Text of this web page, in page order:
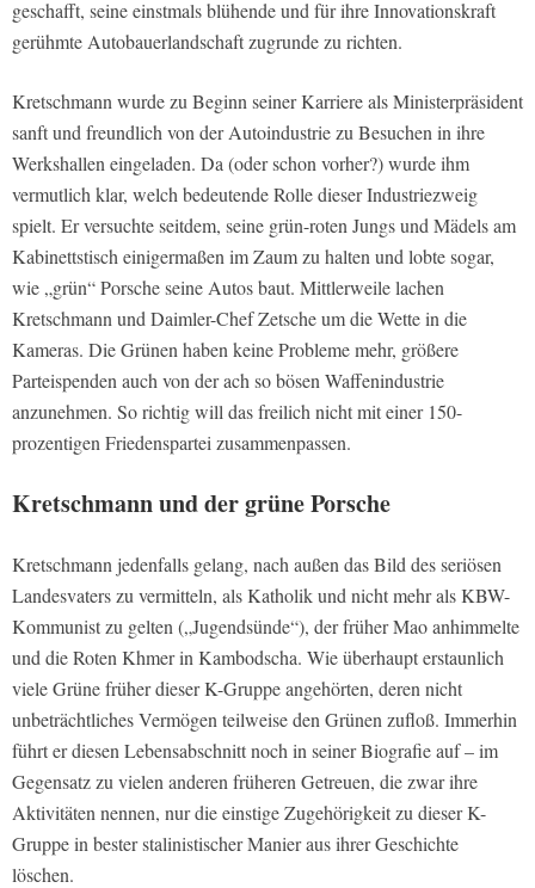
geschafft, seine einstmals blühende und für ihre Innovationskraft
gerühmte Autobauerlandschaft zugrunde zu richten.
Kretschmann wurde zu Beginn seiner Karriere als Ministerpräsident
sanft und freundlich von der Autoindustrie zu Besuchen in ihre
Werkshallen eingeladen. Da (oder schon vorher?) wurde ihm
vermutlich klar, welch bedeutende Rolle dieser Industriezweig
spielt. Er versuchte seitdem, seine grün-roten Jungs und Mädels am
Kabinettstisch einigermaßen im Zaum zu halten und lobte sogar,
wie „grün“ Porsche seine Autos baut. Mittlerweile lachen
Kretschmann und Daimler-Chef Zetsche um die Wette in die
Kameras. Die Grünen haben keine Probleme mehr, größere
Parteispenden auch von der ach so bösen Waffenindustrie
anzunehmen. So richtig will das freilich nicht mit einer 150-
prozentigen Friedenspartei zusammenpassen.
Kretschmann und der grüne Porsche
Kretschmann jedenfalls gelang, nach außen das Bild des seriösen
Landesvaters zu vermitteln, als Katholik und nicht mehr als KBW-
Kommunist zu gelten („Jugendsünde“), der früher Mao anhimmelte
und die Roten Khmer in Kambodscha. Wie überhaupt erstaunlich
viele Grüne früher dieser K-Gruppe angehörten, deren nicht
unbeträchtliches Vermögen teilweise den Grünen zufloß. Immerhin
führt er diesen Lebensabschnitt noch in seiner Biografie auf – im
Gegensatz zu vielen anderen früheren Getreuen, die zwar ihre
Aktivitäten nennen, nur die einstige Zugehörigkeit zu dieser K-
Gruppe in bester stalinistischer Manier aus ihrer Geschichte
löschen.